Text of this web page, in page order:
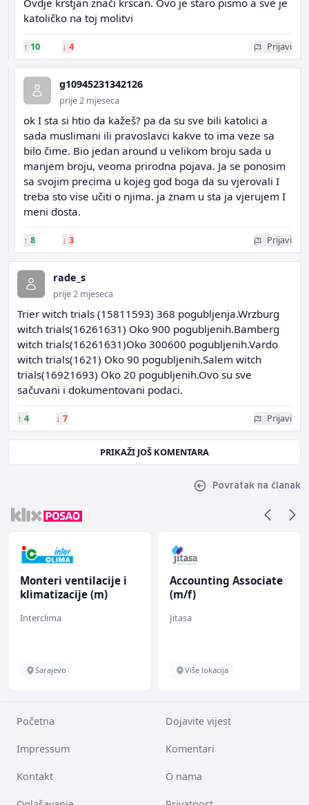
Ovdje krstjan znači krscan. Ovo je staro pismo a sve je
katoličko na toj molitvi
↑ 10 ↓ 4 Prijavi
g10945231342126
prije 2 mjeseca
ok I sta si htio da kažeš? pa da su sve bili katolici a
sada muslimani ili pravoslavci kakve to ima veze sa
bilo čime. Bio jedan around u velikom broju sada u
manjem broju, veoma prirodna pojava. Ja se ponosim
sa svojim precima u kojeg god boga da su vjerovali I
treba sto vise učiti o njima. ja znam u sta ja vjerujem I
meni dosta.
↑ 8 ↓ 3 Prijavi
rade_s
prije 2 mjeseca
Trier witch trials (15811593) 368 pogubljenja.Wrzburg
witch trials(16261631) Oko 900 pogubljenih.Bamberg
witch trials(16261631)Oko 300600 pogubljenih.Vardo
witch trials(1621) Oko 90 pogubljenih.Salem witch
trials(16921693) Oko 20 pogubljenih.Ovo su sve
sačuvani i dokumentovani podaci.
↑ 4 ↓ 7 Prijavi
PRIKAŽI JOŠ KOMENTARA
Povratak na članak
Monteri ventilacije i
klimatizacije (m)
Interclima
Sarajevo
Accounting Associate
(m/f)
Jitasa
Više lokacija
Početna Dojavite vijest
Impressum Komentari
Kontakt O nama